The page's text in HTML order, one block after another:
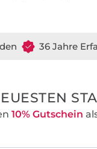
36 Jahre
10% Gutschein